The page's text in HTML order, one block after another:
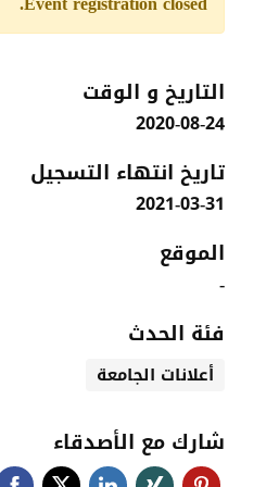
التاريخ و الوقت
2020-08-24
تاريخ انتهاء التسجيل
2021-03-31
الموقع
-
فئة الحدث
أعلانات الجامعة
شارك مع الأصدقاء